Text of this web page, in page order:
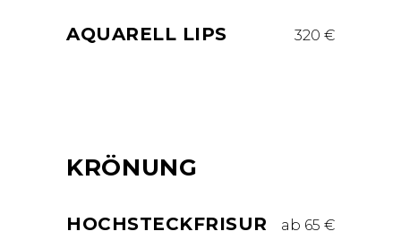
AQUARELL LIPS 320 €
KRÖNUNG
HOCHSTECKFRISUR
ab 65 €